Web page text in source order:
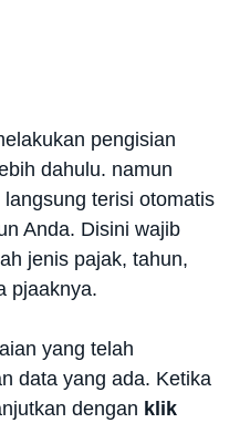
pengisian
dahulu. namun
terisi otomatis
Anda. Disini wajib
jenis pajak, tahun,
pjaaknya.
yang telah
data yang ada. Ketika
dengan klik